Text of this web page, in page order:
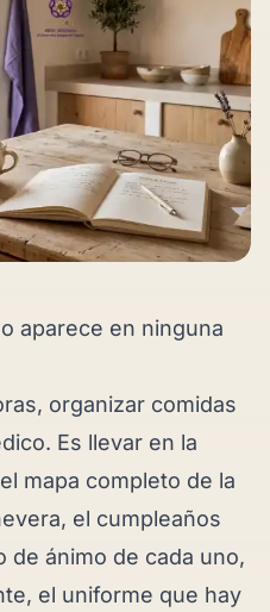
aparece en ninguna
organizar comidas
Es llevar en la
mapa completo de la
el cumpleaños
de ánimo de cada uno,
el uniforme que hay